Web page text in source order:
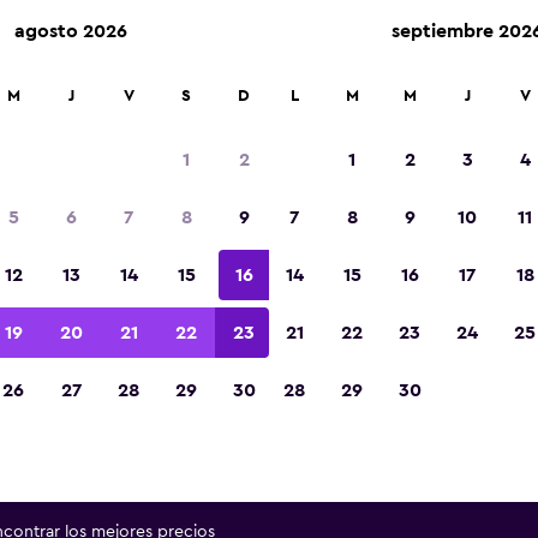
en más de 70,000 ubicaciones con momondo.
mejores ofertas
autos de renta en Aeropuerto
Janeiro Santos Dumont
a continuación excelentes ofertas en una
de renta populares en Aeropuerto Río de
los mejores precios
agosto 2026
M J V S D
1 2
5 6 7 8 9
12 13 14 15 16
19 20 21 22 23
26 27 28 29 30
septiembre
L M M J V
1 2 3 4
7 8 9 10 11
14 15 16 17 18
21 22 23 24 25
28 29 30